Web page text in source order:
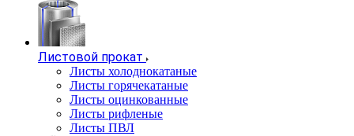
Листовой прокат
Листы холоднокатаные
Листы горячекатаные
Листы оцинкованные
Листы рифленые
Листы ПВЛ